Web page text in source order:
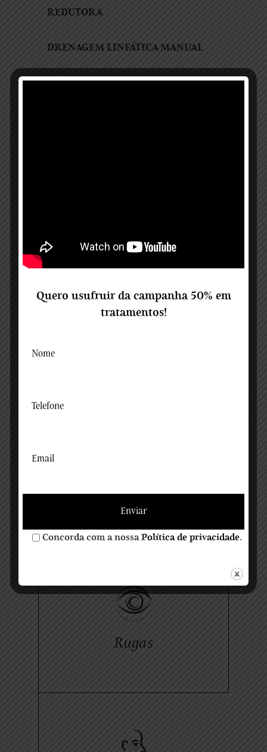
REDUTORA
DRENAGEM LINFÁTICA MANUAL
Rugas
Quero usufruir da campanha 50% em
tratamentos!
Concorda com a nossaPolítica de privacidade.